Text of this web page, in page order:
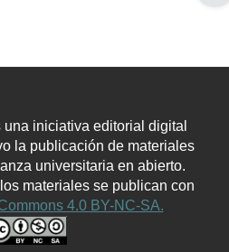
iniciativa editorial digital
la publicación de materiales
universitaria en abierto.
materiales se publican con
4.0 BY-NC-SA.